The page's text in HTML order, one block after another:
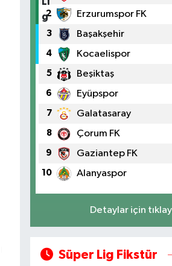
2 Erzurumspor FK
3 Başakşehir
4 Kocaelispor
5 Beşiktaş
6 Eyüpspor
7 Galatasaray
8 Çorum FK
9 Gaziantep FK
10 Alanyaspor
Detaylar için
Süper Lig Fikstür